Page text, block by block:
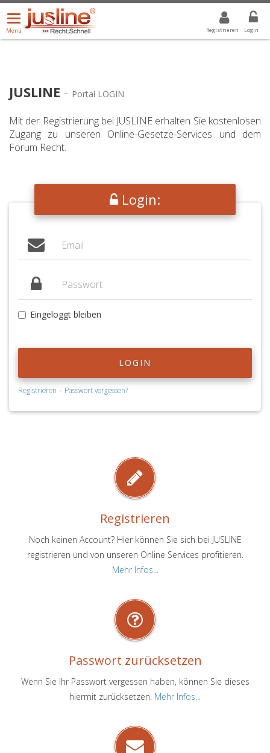
Registrieren Login
Menü
öffnen/schließen
Menü
ALLE DROPDOWN: GEWÄHLTER WERT IST ALLE
JUSLINE - Portal LOGIN
Mit der Registrierung bei JUSLINE erhalten Sie kostenlosen
Zugang zu unseren Online-Gesetze-Services und dem
Forum Recht.
Login:
Eingeloggt bleiben
LOGIN
Registrieren - Passwort vergessen?
Registrieren
Noch keinen Account? Hier können Sie sich bei JUSLINE
registrieren und von unseren Online Services profitieren.
Mehr Infos...
Passwort zurücksetzen
Wenn Sie Ihr Passwort vergessen haben, können Sie dieses
hiermit zurücksetzen. Mehr Infos...